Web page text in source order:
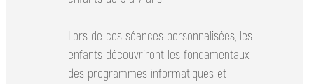
Lors de ces séances personnalisées, les
enfants découvriront les fondamentaux
des programmes informatiques et